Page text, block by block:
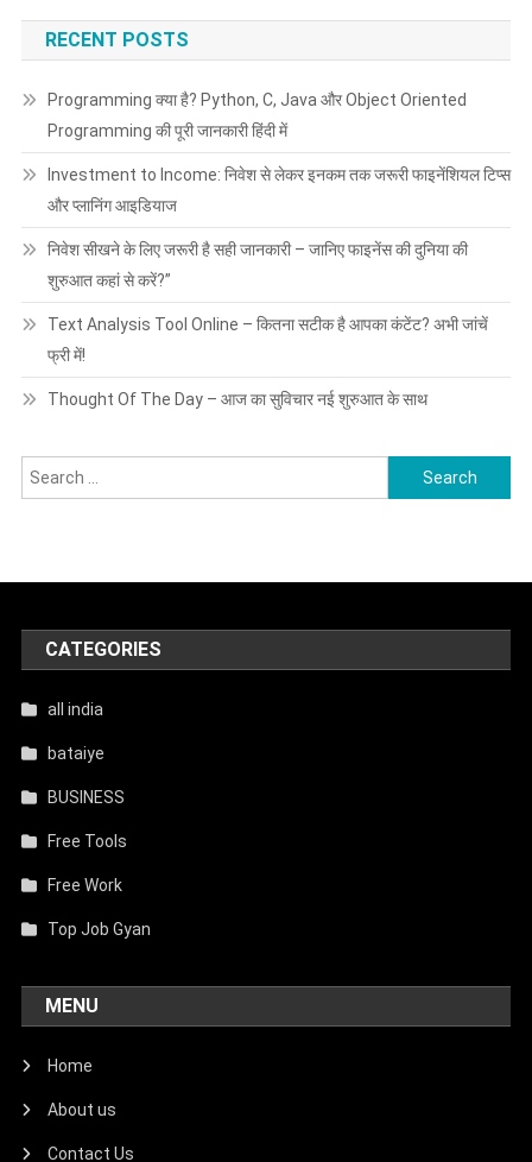
RECENT POSTS
Programming क्या है? Python, C, Java और Object Oriented
Programming की पूरी जानकारी हिंदी में
Investment to Income: निवेश से लेकर इनकम तक जरूरी फाइनेंशियल टिप्स
और प्लानिंग आइडियाज
निवेश सीखने के लिए जरूरी है सही जानकारी – जानिए फाइनेंस की दुनिया की
शुरुआत कहां से करें?”
Text Analysis Tool Online – कितना सटीक है आपका कंटेंट? अभी जांचें
फ्री में!
Thought Of The Day – आज का सुविचार नई शुरुआत के साथ
Search
for:
CATEGORIES
all india
bataiye
BUSINESS
Free Tools
Free Work
Top Job Gyan
MENU
Home
About us
Contact Us